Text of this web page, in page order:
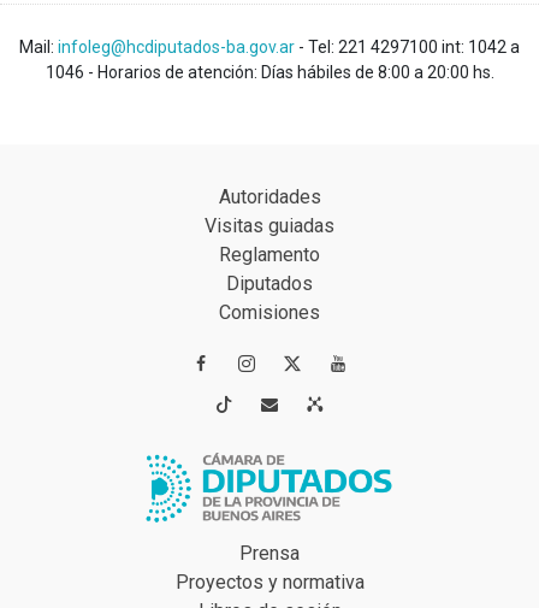
Mail: infoleg@hcdiputados-ba.gov.ar - Tel: 221 4297100 int: 1042 a
1046 - Horarios de atención: Días hábiles de 8:00 a 20:00 hs.
Autoridades
Visitas guiadas
Reglamento
Diputados
Comisiones
 
 
Prensa
Proyectos y normativa